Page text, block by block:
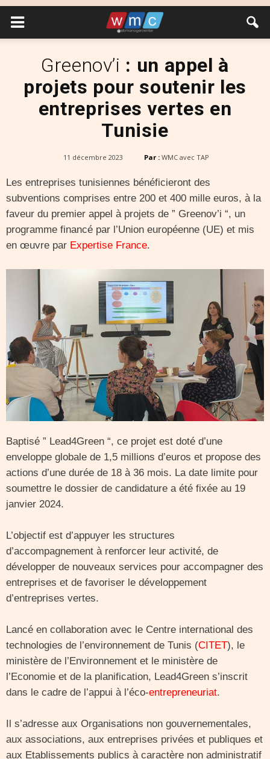
Greenov’i : un appel à
projets pour soutenir les
entreprises vertes en
Tunisie
11 décembre 2023 Par : WMC avec TAP
Les entreprises tunisiennes bénéficieront des
subventions comprises entre 200 et 400 mille euros, à la
faveur du premier appel à projets de ” Greenov’i “, un
programme financé par l’Union européenne (UE) et mis
en œuvre par Expertise France.
Baptisé ” Lead4Green “, ce projet est doté d’une
enveloppe globale de 1,5 millions d’euros et propose des
actions d’une durée de 18 à 36 mois. La date limite pour
soumettre le dossier de candidature a été fixée au 19
janvier 2024.
L’objectif est d’appuyer les structures
d’accompagnement à renforcer leur activité, de
développer de nouveaux services pour accompagner des
entreprises et de favoriser le développement
d’entreprises vertes.
Lancé en collaboration avec le Centre international des
technologies de l’environnement de Tunis (CITET), le
ministère de l’Environnement et le ministère de
l’Economie et de la planification, Lead4Green s’inscrit
dans le cadre de l’appui à l’éco-entrepreneuriat.
Il s’adresse aux Organisations non gouvernementales,
aux associations, aux entreprises privées et publiques et
aux Etablissements publics à caractère non administratif